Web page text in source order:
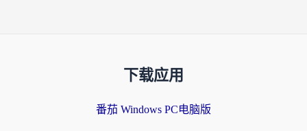
下载应用
番茄 Windows PC电脑版